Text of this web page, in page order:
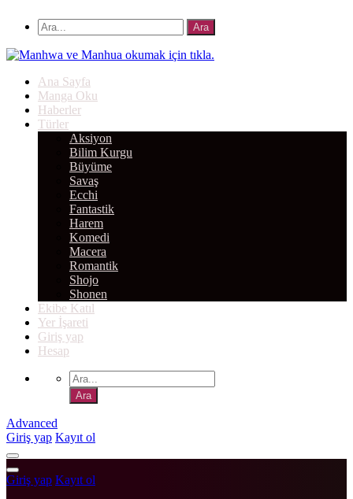
Ana Sayfa
Manga Oku
Haberler
Türler
Aksiyon
Bilim Kurgu
Büyüme
Savaş
Ecchi
Fantastik
Harem
Komedi
Macera
Romantik
Shojo
Shonen
Ekibe Katıl
Yer İşareti
Giriş yap
Hesap
Advanced
Giriş yap Kayıt ol
Giriş yap Kayıt ol